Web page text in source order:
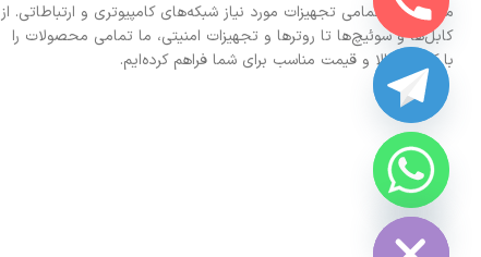
ما در اینجا تمامی تجهیزات مورد نیاز شبکه‌های کامپیوتری و ارتباطاتی. از
کابل‌ها و سوئیچ‌ها تا روترها و تجهیزات امنیتی، ما تمامی محصولات را
با کیفیت بالا و قیمت مناسب برای شما فراهم کرده‌ایم.
HIDE
CHATY